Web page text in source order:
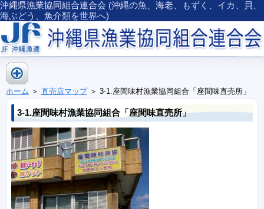
沖縄県漁業協同組合連合会 (沖縄の魚、海老、もずく、イカ、貝、
海ぶどう、魚介類を世界へ)
ホーム ＞ 直売店マップ＞ 3-1.座間味村漁業協同組合「座間味直売所」
3-1.座間味村漁業協同組合「座間味直売所」